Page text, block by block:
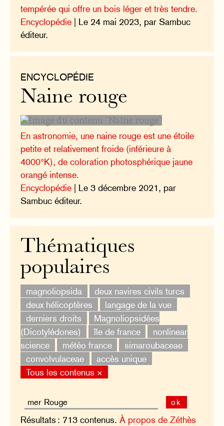
tempérée qui offre un bois léger et très tendre.
Encyclopédie | Le 24 mai 2023, par Sambuc
éditeur.
ENCYCLOPÉDIE
Naine rouge
En astronomie, une naine rouge est une étoile
petite et relativement froide (inférieure à
4000°K), de coloration photosphérique jaune
orangé intense.
Encyclopédie | Le 3 décembre 2021, par
Sambuc éditeur.
Thématiques
populaires
magnoliopsida
deux navires civils turcs
deux hélicoptères
langage de la vue
derniers droits
Magnoliopsidées
(Dicotylédones)
île de france
nonlinear
science
météo france
simaroubaceae
convolvulaceae
accès unique
Tous les contenus ×
ok
Résultats : 713 contenus.À propos de Zéthès